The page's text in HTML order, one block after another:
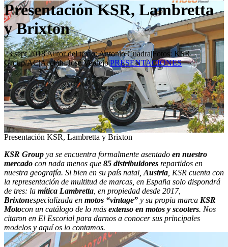
Presentación KSR, Lambretta
y Brixton
23 sept 2018|Autor del texto:Antonio Cuadra|Fotos: KSR
Group/AC|Acción: José Verdejo|PRESENTACIONES
Presentación KSR, Lambretta y Brixton
KSR Group ya se encuentra formalmente asentado en nuestro
mercado con nada menos que 85 distribuidores repartidos en
nuestra geografía. Si bien en su país natal,Austria, KSR cuenta con
la representación de multitud de marcas, en España solo dispondrá
de tres: la mítica Lambretta, en propiedad desde 2017,
Brixtonespecializada en motos “vintage” y su propia marca KSR
Motocon un catálogo de lo más extenso en motos y scooters. Nos
citaron en El Escorial para darnos a conocer sus principales
modelos y aquí os lo contamos.